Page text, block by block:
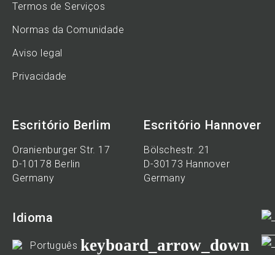
Termos de Serviços
Normas da Comunidade
Aviso legal
Privacidade
Escritório Berlim
Oranienburger Str. 17
D-10178 Berlin
Germany
Escritório Hannover
Bölschestr. 21
D-30173 Hannover
Germany
Idioma
Português keyboard_arrow_down